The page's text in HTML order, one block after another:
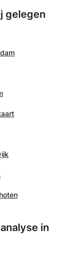
gelegen
in